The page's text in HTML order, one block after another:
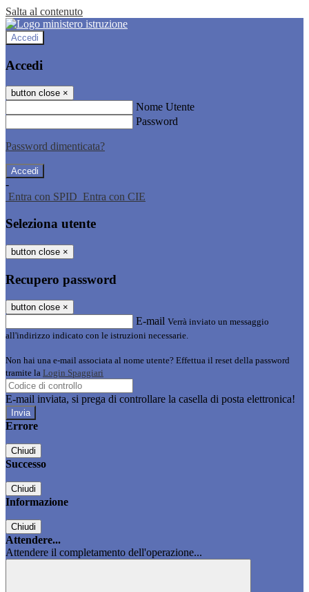
Salta al contenuto
Accedi
Accedi
button close ×
Nome Utente
Password
Password dimenticata?
-
Entra con SPID Entra con CIE
Seleziona utente
button close ×
Recupero password
button close ×
E-mail Verrà inviato un messaggio
all'indirizzo indicato con le istruzioni necessarie.
Non hai una e-mail associata al nome utente? Effettua il reset della password
tramite la Login Spaggiari
E-mail inviata, si prega di controllare la casella di posta elettronica!
Errore
Chiudi
Successo
Chiudi
Informazione
Chiudi
Attendere...
Attendere il completamento dell'operazione...